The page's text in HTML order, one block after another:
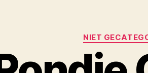
NIET